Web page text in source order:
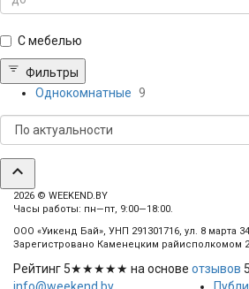
С мебелью
Фильтры
Однокомнатные 9
expand_less
2026 © WEEKEND.BY
Часы работы: пн—пт, 9:00—18:00.
ООО «Уикенд Бай», УНП 291301716, ул. 8 марта
Зарегистровано Каменецким райисполкомом
Рейтинг 5★★★★★ на основе отзывов 5